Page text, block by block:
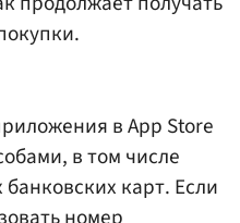
в App Store
в том числе
карт. Если